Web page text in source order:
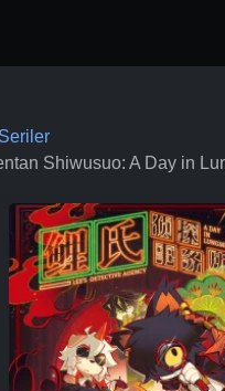
Seriler
Shiwusuo: A Day in